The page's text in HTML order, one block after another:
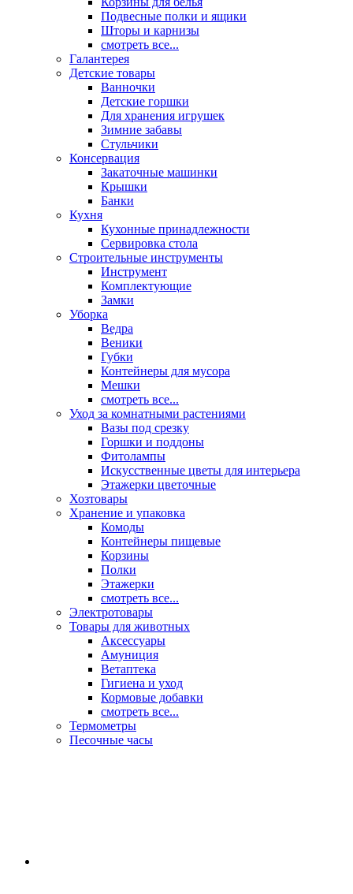
Подвесные полки и ящики
Шторы и карнизы
смотреть все...
Галантерея
Детские товары
Ванночки
Детские горшки
Для хранения игрушек
Зимние забавы
Стульчики
Консервация
Закаточные машинки
Крышки
Банки
Кухня
Кухонные принадлежности
Сервировка стола
Строительные инструменты
Инструмент
Комплектующие
Замки
Уборка
Ведра
Веники
Губки
Контейнеры для мусора
Мешки
смотреть все...
Уход за комнатными растениями
Вазы под срезку
Горшки и поддоны
Фитолампы
Искусственные цветы для интерьера
Этажерки цветочные
Хозтовары
Хранение и упаковка
Комоды
Контейнеры пищевые
Корзины
Полки
Этажерки
смотреть все...
Электротовары
Товары для животных
Аксессуары
Амуниция
Ветаптека
Гигиена и уход
Кормовые добавки
смотреть все...
Термометры
Песочные часы